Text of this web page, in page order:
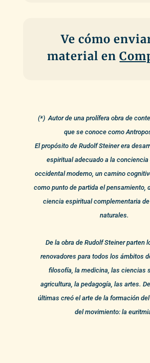
Ve cómo
material en
(*) Autor de una prolífera obra de
que se conoce como
El propósito de Rudolf Steiner era
espiritual adecuado a la conciencia
occidental moderno, un camino
como punto de partida el pensamiento,
ciencia espiritual complementaria
naturales.
De la obra de Rudolf Steiner parten
renovadores para todos los ámbitos
filosofía, la medicina, las ciencias
agricultura, la pedagogía, las artes.
últimas creó el arte de la formación
del movimiento: la